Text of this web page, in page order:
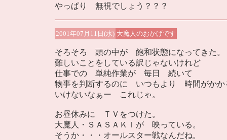
やっぱり 無視でしょう？？？
2001年07月11日(水) 大魔人のおかげです
そろそろ 頭の中が 飽和状態になってきた。
難しいことをしている訳じゃないけれど
仕事での 単純作業が 毎日 続いて
物事を判断するのに いつもより 時間がかか
いけないなぁー これじゃ。
お昼休みに ＴＶをつけた。
大魔人・ＳＡＳＡＫＩが 映っている。
そうか・・・オールスター戦なんだね。